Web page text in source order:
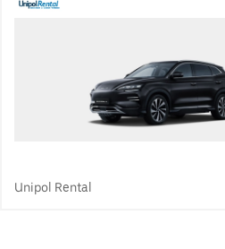
Unipol Rental